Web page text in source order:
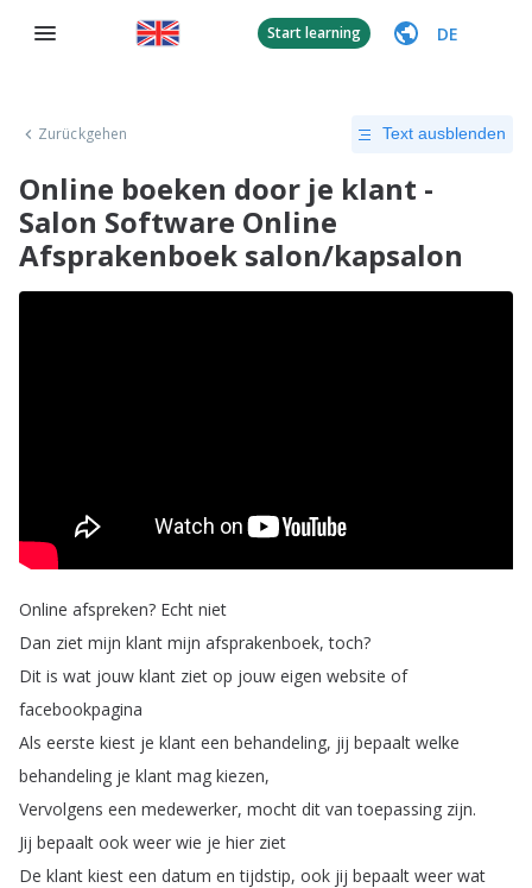
Start learning DE
Zurückgehen Text ausblenden
Online boeken door je klant -
Salon Software Online
Afsprakenboek salon/kapsalon
Online afspreken? Echt niet
Dan ziet mijn klant mijn afsprakenboek,toch?
Dit is wat jouw klant ziet op jouw eigen website of
facebookpagina
Als eerste kiest je klant een behandeling, jij bepaalt welke
behandeling je klant mag kiezen,
Vervolgens een medewerker, mocht dit van toepassing zijn.
Jij bepaalt ook weer wie je hier ziet
De klant kiest een datum en tijdstip, ook jij bepaalt weer wat